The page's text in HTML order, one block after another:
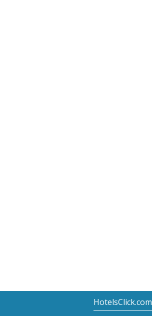
HotelsClick.com